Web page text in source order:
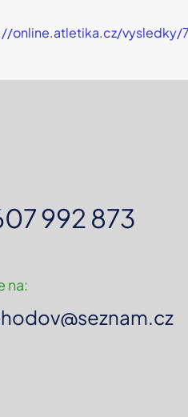
online.atletika.cz/vysledky/
992 873
na: